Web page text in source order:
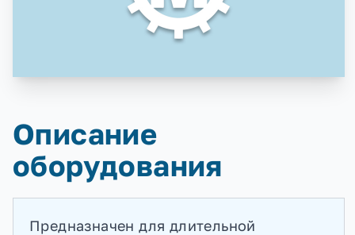
Описание
оборудования
Предназначен для длительной